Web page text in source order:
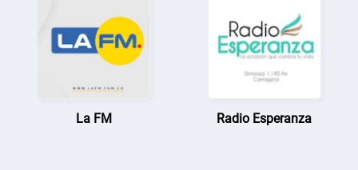
La FM Radio Esperanza